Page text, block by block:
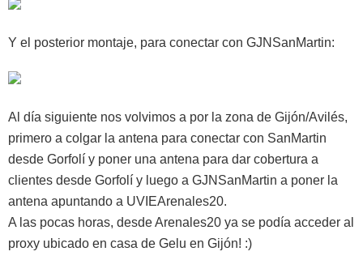
Y el posterior montaje, para conectar con GJNSanMartin:
Al día siguiente nos volvimos a por la zona de Gijón/Avilés,
primero a colgar la antena para conectar con SanMartin
desde Gorfolí y poner una antena para dar cobertura a
clientes desde Gorfolí y luego a GJNSanMartin a poner la
antena apuntando a UVIEArenales20.
A las pocas horas, desde Arenales20 ya se podía acceder al
proxy ubicado en casa de Gelu en Gijón! :)